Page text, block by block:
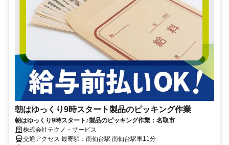
朝はゆっくり9時スタート製品のピッキング作業
朝はゆっくり9時スタート♪製品のピッキング作業：名取市
株式会社テクノ・サービス
交通アクセス 最寄駅：南仙台駅 南仙台駅車11分